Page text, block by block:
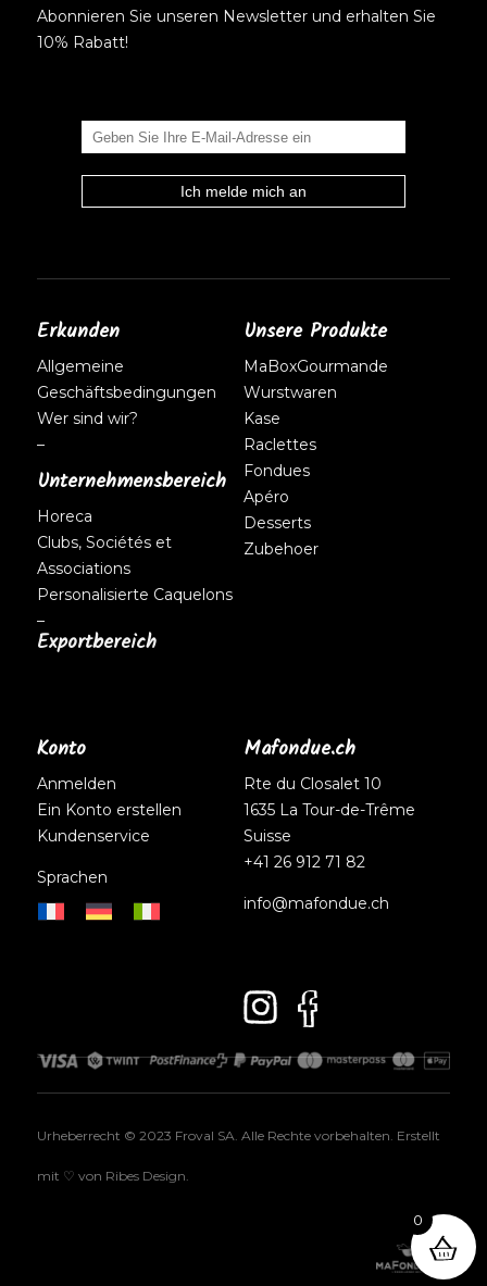
Abonnieren Sie unseren Newsletter und erhalten Sie
10% Rabatt!
Erkunden
Allgemeine
Geschäftsbedingungen
Wer sind wir?
–
Unternehmensbereich
Horeca
Clubs, Sociétés et
Associations
Personalisierte Caquelons
–
Exportbereich
Unsere Produkte
MaBoxGourmande
Wurstwaren
Kase
Raclettes
Fondues
Apéro
Desserts
Zubehoer
Konto
Anmelden
Ein Konto erstellen
Kundenservice
Sprachen
Mafondue.ch
Rte du Closalet 10
1635 La Tour-de-Trême
Suisse
+41 26 912 71 82
info@mafondue.ch
Urheberrecht © 2023 Froval SA. Alle Rechte vorbehalten. Erstellt
mit ♡ von Ribes Design
0